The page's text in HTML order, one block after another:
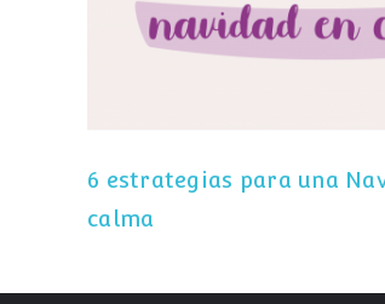
calma
6 estrategias para una
calma